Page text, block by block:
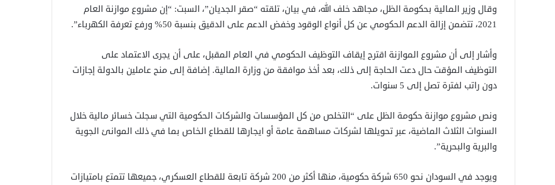
وقال وزير المالية بحكومة الظل، مجاهد خلف الله، في بيان، تلقته “صقر الجديان”، السبت: “إن مشروع موازنة العام
2021، تتضمن إزالة الدعم الحكومي عن كل أنواع الوقود وخفض الدعم على الدقيق بنسبة 50% ورفع تعرفة الكهرباء”.
وأشار إلى أن مشروع الموازنة اقترح إيقاف التوظيف الحكومي في العام المقبل، على أن يجرى الاعتماد على
التوظيف المؤقت حال دعت الحاجة إلى ذلك، بعد أخذ موافقة من وزارة المالية. إضافة إلى منح عاملين بالدولة إجازات
دون راتب لفترة تصل إلى 5 سنوات.
ونص مشروع موازنة حكومة الظل على “التخلص من كل المؤسسات والشركات الحكومية التي سجلت خسائر مالية خلال
السنوات الثلاث الماضية، عبر تحويلها لشركات مساهمة عامة أو ايجارها للقطاع الخاص بما في ذلك الموانئ الجوية
والبرية والبحرية”.
ويوجد في السودان نحو 650 شركة حكومية، منها أكثر من 200 شركة تابعة للقطاع العسكري، جميعها تتمتع بامتيازات